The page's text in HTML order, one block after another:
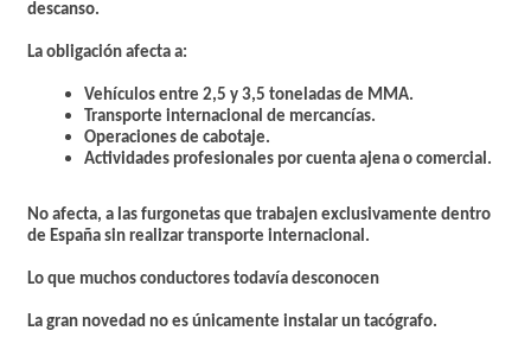
descanso.
La obligación afecta a:
Vehículos entre 2,5 y 3,5 toneladas de MMA.
Transporte internacional de mercancías.
Operaciones de cabotaje.
Actividades profesionales por cuenta ajena o comercial.
No afecta, a las furgonetas que trabajen exclusivamente dentro
de España sin realizar transporte internacional.
Lo que muchos conductores todavía desconocen
La gran novedad no es únicamente instalar un tacógrafo.